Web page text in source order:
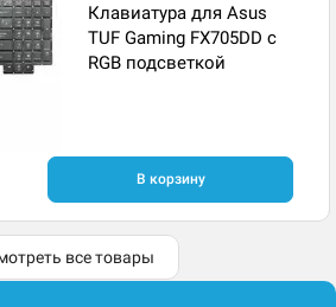
Клавиатура для Asus
TUF Gaming FX705DD с
RGB подсветкой
В корзину
все товары